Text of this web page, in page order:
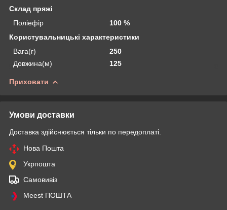
Склад пряжі
Поліефір
100 %
Користувальницькі характеристики
Вага(г)
250
Довжина(м)
125
Приховати
Умови доставки
Доставка здійснюється тільки по передоплаті.
Нова Пошта
Укрпошта
Самовивіз
Meest ПОШТА